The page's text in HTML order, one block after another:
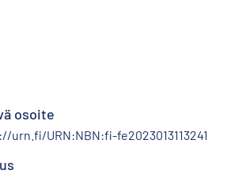
osoite
urn.fi/URN:NBN:fi-fe2023013113241